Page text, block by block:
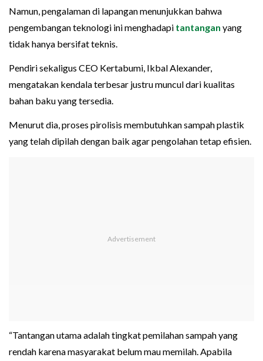
Namun, pengalaman di lapangan menunjukkan bahwa
pengembangan teknologi ini menghadapi tantangan yang
tidak hanya bersifat teknis.
Pendiri sekaligus CEO Kertabumi, Ikbal Alexander,
mengatakan kendala terbesar justru muncul dari kualitas
bahan baku yang tersedia.
Menurut dia, proses pirolisis membutuhkan sampah plastik
yang telah dipilah dengan baik agar pengolahan tetap efisien.
“Tantangan utama adalah tingkat pemilahan sampah yang
rendah karena masyarakat belum mau memilah. Apabila